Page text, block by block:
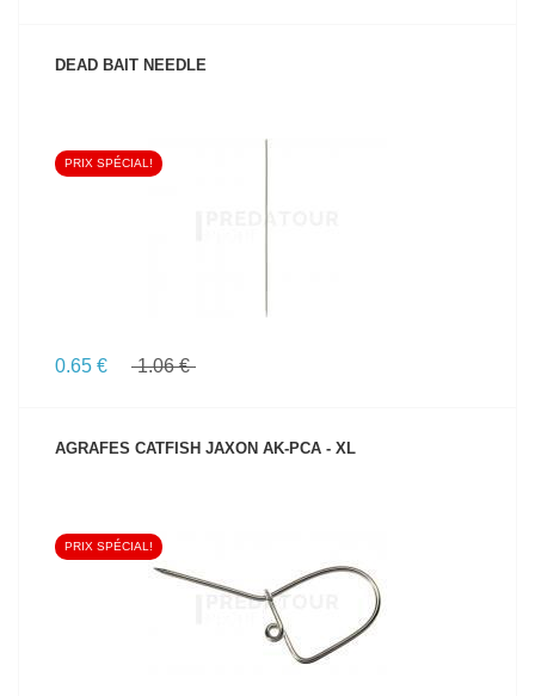
DEAD BAIT NEEDLE
PRIX SPÉCIAL!
0.65 € 1.06 €
AGRAFES CATFISH JAXON AK-PCA - XL
VOIR LE PRODUIT
PRIX SPÉCIAL!